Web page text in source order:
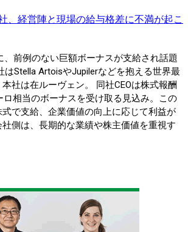
、経営陣と現場の給与格差に不満が起こ
、前例のない巨額ボーナスが支給され話題
はStella ArtoisやJupilerなどを抱える世界最
社は在ルーヴェン。 同社CEOは株式報酬
ロ相当のボーナスを受け取る見込み。この
で支給、企業価値の向上に応じて利益が
側は、長期的な業績や株主価値を重視す